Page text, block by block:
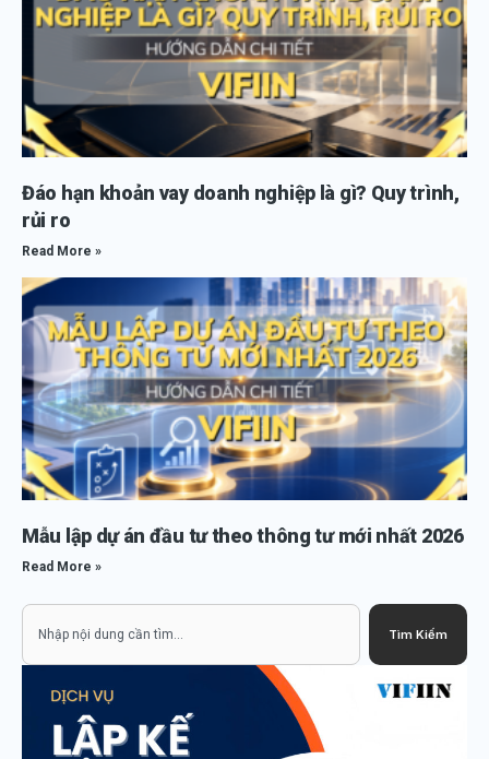
Đáo hạn khoản vay doanh nghiệp là gì? Quy trình,
rủi ro
Read More »
Mẫu lập dự án đầu tư theo thông tư mới nhất 2026
Read More »
Tìm Kiếm